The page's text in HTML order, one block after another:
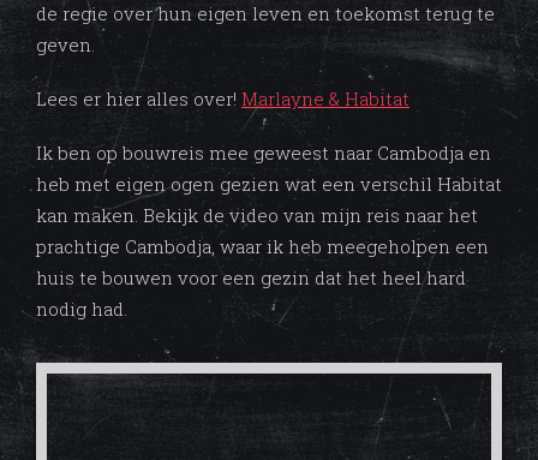
de regie over hun eigen leven en toekomst terug te
geven.
Lees er hier alles over! Marlayne & Habitat
Ik ben op bouwreis mee geweest naar Cambodja en
heb met eigen ogen gezien wat een verschil Habitat
kan maken. Bekijk de video van mijn reis naar het
prachtige Cambodja, waar ik heb meegeholpen een
huis te bouwen voor een gezin dat het heel hard
nodig had.